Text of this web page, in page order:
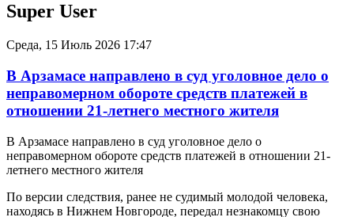
Super User
Среда, 15 Июль 2026 17:47
В Арзамасе направлено в суд уголовное дело о
неправомерном обороте средств платежей в
отношении 21-летнего местного жителя
В Арзамасе направлено в суд уголовное дело о
неправомерном обороте средств платежей в отношении 21-
летнего местного жителя
По версии следствия, ранее не судимый молодой человека,
находясь в Нижнем Новгороде, передал незнакомцу свою